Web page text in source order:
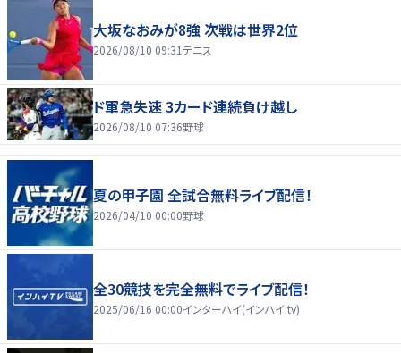
大坂なおみが8強 次戦は世界2位
2026/08/10 09:31テニス
ド軍急失速 3カード連続負け越し
2026/08/10 07:36野球
夏の甲子園 全試合無料ライブ配信！
2026/04/10 00:00野球
全30競技を完全無料でライブ配信！
2025/06/16 00:00インターハイ(インハイ.tv)